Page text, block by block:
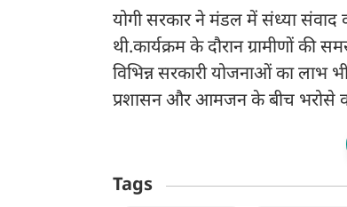
दिया
योगी सरकार ने मंडल में संध्या संवाद
थी.कार्यक्रम के दौरान ग्रामीणों
विभिन्न सरकारी योजनाओं का लाभ
प्रशासन और आमजन के बीच भरोसे
Tags